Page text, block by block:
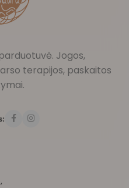
Jogos,
terapijos, paskaitos